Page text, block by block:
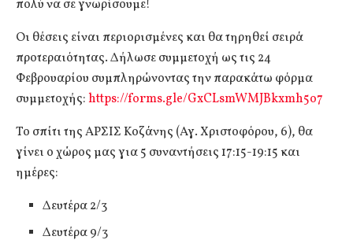
πολύ να σε γνωρίσουμε!
Οι θέσεις είναι περιορισμένες και θα τηρηθεί σειρά
προτεραιότητας. Δήλωσε συμμετοχή ως τις 24
Φεβρουαρίου συμπληρώνοντας την παρακάτω φόρμα
συμμετοχής:https://forms.gle/GxCLsmWMJBkxmh5o7
Το σπίτι της ΑΡΣΙΣ Κοζάνης (Αγ. Χριστοφόρου, 6), θα
γίνει ο χώρος μας για 5 συναντήσεις 17:15-19:15 και
ημέρες:
Δευτέρα 2/3
Δευτέρα 9/3